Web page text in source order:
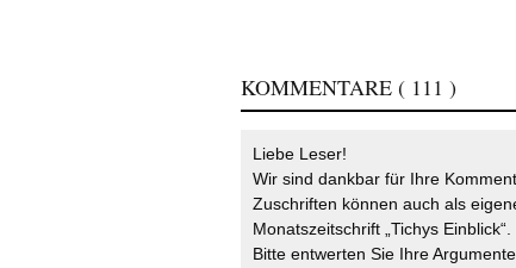
KOMMENTARE ( 111 )
Liebe Leser!
Wir sind dankbar für Ihre
Zuschriften können auch als
Monatszeitschrift „Tichys Einblick“.
Bitte entwerten Sie Ihre